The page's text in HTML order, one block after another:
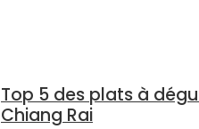
Top 5 des plats à
Chiang Rai